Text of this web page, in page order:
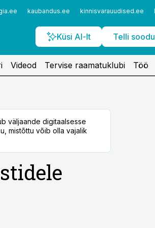
kaubandus.ee kinnisvarauudised.ee
Küsi AI-lt Telli
Videod Tervise raamatuklubi Töö
väljaande digitaalsesse
mistõttu võib olla vajalik